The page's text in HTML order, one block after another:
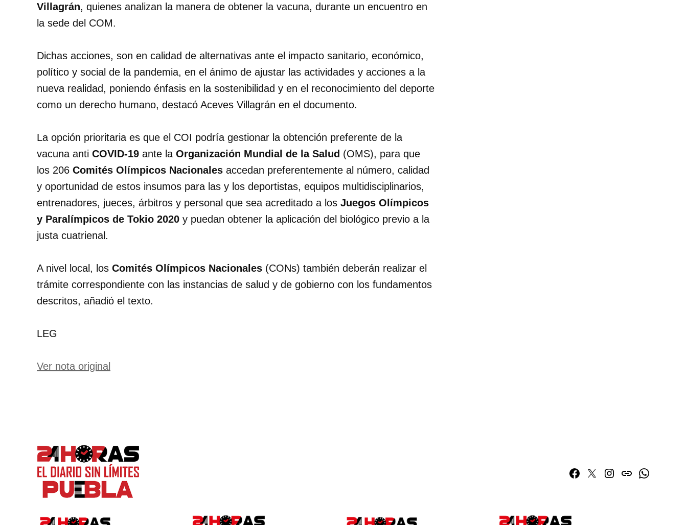
Villagrán, quienes analizan la manera de obtener la vacuna, durante un encuentro en
la sede del COM.
Dichas acciones, son en calidad de alternativas ante el impacto sanitario, económico,
político y social de la pandemia, en el ánimo de ajustar las actividades y acciones a la
nueva realidad, poniendo énfasis en la sostenibilidad y en el reconocimiento del deporte
como un derecho humano, destacó Aceves Villagrán en el documento.
La opción prioritaria es que el COI podría gestionar la obtención preferente de la
vacuna anti COVID-19 ante la Organización Mundial de la Salud (OMS), para que
los 206 Comités Olímpicos Nacionales accedan preferentemente al número, calidad
y oportunidad de estos insumos para las y los deportistas, equipos multidisciplinarios,
entrenadores, jueces, árbitros y personal que sea acreditado a los Juegos Olímpicos
y Paralímpicos de Tokio 2020 y puedan obtener la aplicación del biológico previo a la
justa cuatrienal.
A nivel local, los Comités Olímpicos Nacionales (CONs) también deberán realizar el
trámite correspondiente con las instancias de salud y de gobierno con los fundamentos
descritos, añadió el texto.
LEG
Ver nota original
Facebook
TwitterInstagram
issuuWhatsapp